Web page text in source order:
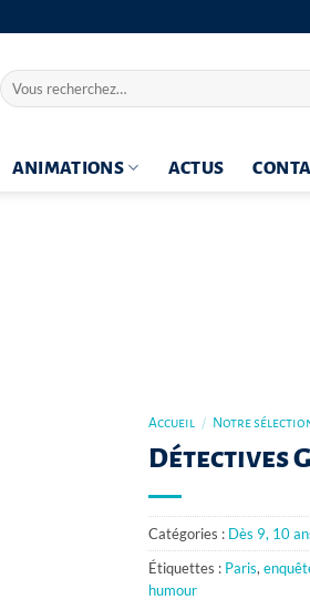
Recherche
pour :
ANIMATIONS ACTUS
Accueil / Notre
Détectives
Catégories : Dès 9, 10
Étiquettes : Paris,
humour